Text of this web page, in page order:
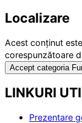
Localizare
Acest conținut
corespunzătoare
Accept categoria
LINKURI
Prezentare